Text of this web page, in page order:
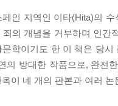
인 지역인 이타(Hita)의
의 개념을 거부하며 인
학이기도 한 이 책은 당
의 방대한 작품으로, 완전
이 네 개의 판본과 여러